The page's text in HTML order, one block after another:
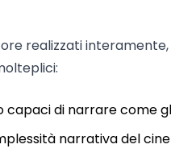
realizzati interamente,
capaci di narrare come
narrativa del